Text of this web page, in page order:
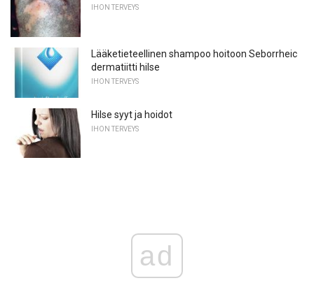
IHON TERVEYS
Lääketieteellinen shampoo hoitoon Seborrheic
dermatiitti hilse
IHON TERVEYS
Hilse syyt ja hoidot
IHON TERVEYS
ad